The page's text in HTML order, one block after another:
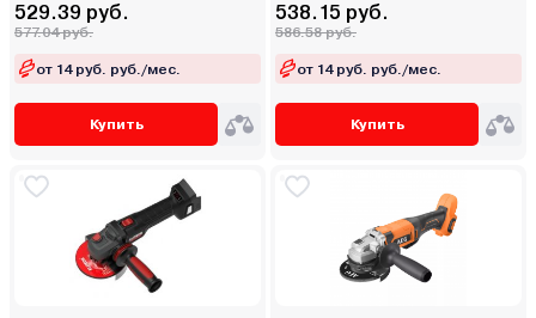
529.39 руб.
577.04 руб.
от 14 руб. руб./мес.
Купить
538.15 руб.
586.58 руб.
от 14 руб. руб./мес.
Купить